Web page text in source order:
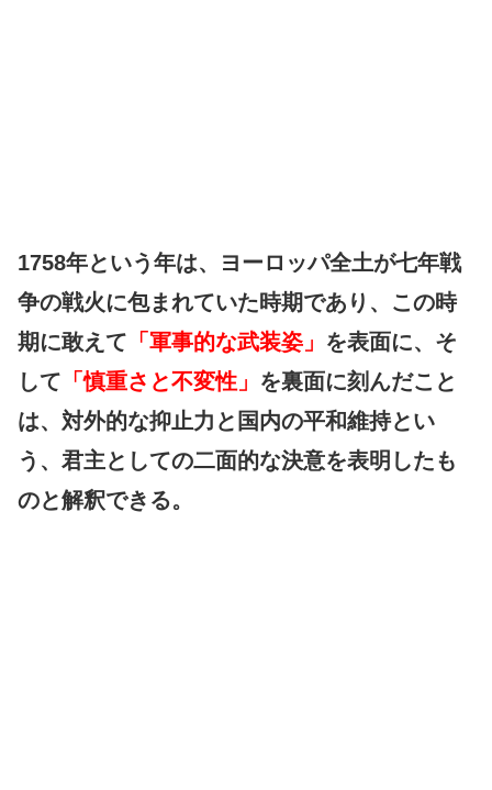
1758年という年は、ヨーロッパ全土が七年戦
争の戦火に包まれていた時期であり、この時
期に敢えて 「軍事的な武装姿」 を表面に、そ
して 「慎重さと不変性」 を裏面に刻んだこと
は、対外的な抑止力と国内の平和維持とい
う、君主としての二面的な決意を表明したも
のと解釈できる。